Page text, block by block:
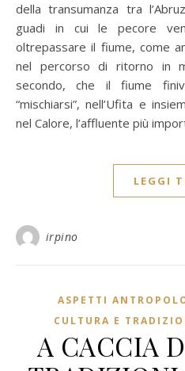
della transumanza tra
guadi in cui le pecore
oltrepassare il fiume, come
nel percorso di ritorno in
secondo, che il fiume
“mischiarsi”, nell’Ufita e
nel Calore, l’affluente più
LEGGI
irpino
ASPETTI
CULTURA E
A CACCIA